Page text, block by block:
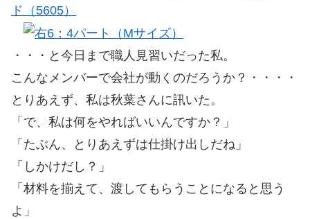
・・・と今日まで職人見習いだった私。
こんなメンバーで会社が動くのだろうか？・・・・
とりあえず、私は秋葉さんに訊いた。
「で、私は何をやればいいんですか？」
「たぶん、とりあえずは仕掛け出しだね」
「しかけだし？」
「材料を揃えて、渡してもらうことになると思う
よ」